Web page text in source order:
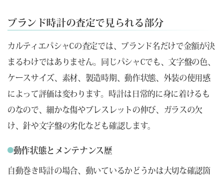
ブランド時計の査定で見られる部分
カルティエパシャCの査定では、ブランド名だけで金額が決
まるわけではありません。同じパシャCでも、文字盤の色、
ケースサイズ、素材、製造時期、動作状態、外装の使用感
によって評価は変わります。時計は日常的に身に着けるも
のなので、細かな傷やブレスレットの伸び、ガラスの欠
け、針や文字盤の劣化なども確認します。
動作状態とメンテナンス歴
自動巻き時計の場合、動いているかどうかは大切な確認箇